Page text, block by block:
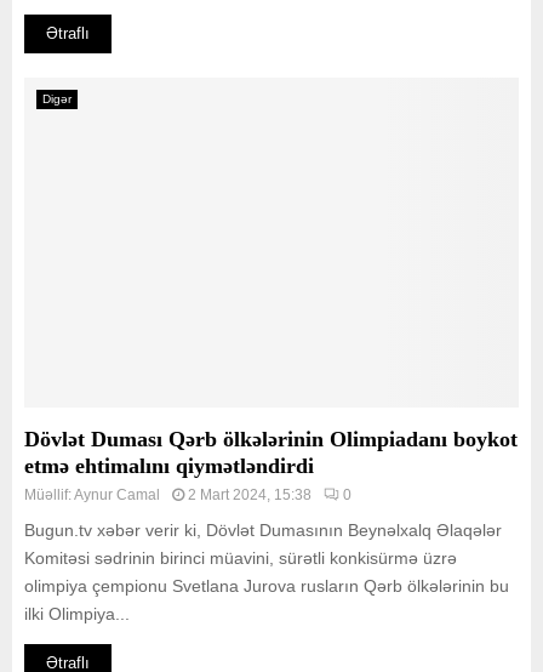
Ətraflı
Digər
Dövlət Duması Qərb ölkələrinin Olimpiadanı boykot
etmə ehtimalını qiymətləndirdi
Müəllif:Aynur Camal 2 Mart 2024, 15:38 0
Bugun.tv xəbər verir ki, Dövlət Dumasının Beynəlxalq Əlaqələr
Komitəsi sədrinin birinci müavini, sürətli konkisürmə üzrə
olimpiya çempionu Svetlana Jurova rusların Qərb ölkələrinin bu
ilki Olimpiya...
Ətraflı